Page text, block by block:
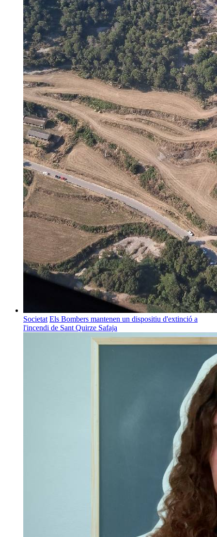
Societat Els Bombers mantenen un dispositiu d'extinció a
l'incendi de Sant Quirze Safaja